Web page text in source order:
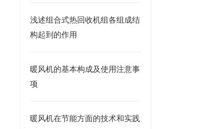
浅述组合式热回收机组各组成结
构起到的作用
暖风机的基本构成及使用注意事
项
暖风机在节能方面的技术和实践